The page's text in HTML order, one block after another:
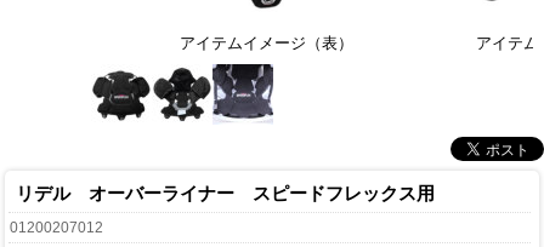
アイテムイメージ（表） アイテム
リデル オーバーライナー スピードフレックス用
01200207012